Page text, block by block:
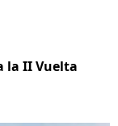
la II Vuelta